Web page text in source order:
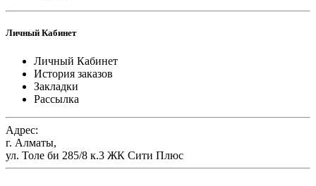
Личный Кабинет
Личный Кабинет
История заказов
Закладки
Рассылка
Адрес:
г. Алматы,
ул. Толе би 285/8 к.3 ЖК Сити Плюс